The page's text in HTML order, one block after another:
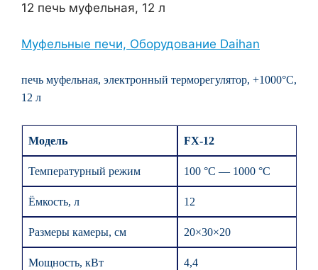
12 печь муфельная, 12 л
Муфельные печи, Оборудование Daihan
печь муфельная, электронный терморегулятор, +1000°С,
12 л
Модель FX-12
Температурный режим 100 °С — 1000 °С
Ёмкость, л 12
Размеры камеры, см 20×30×20
Мощность, кВт 4,4